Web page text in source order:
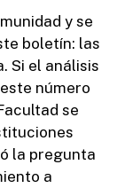
y se
boletín: las
Si el análisis
número
se
la pregunta
a